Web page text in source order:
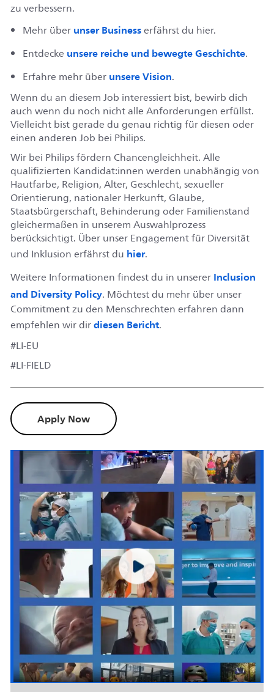
zu verbessern.
Mehr überunser Businesserfährst du hier.
Entdecke unsere reiche und bewegte Geschichte.
Erfahre mehr überunsere Vision.
Wenn du an diesem Job interessiert bist, bewirb dich
auch wenn du noch nicht alle Anforderungen erfüllst.
Vielleicht bist gerade du genau richtig für diesen oder
einen anderen Job bei Philips.
Wir bei Philips fördern Chancengleichheit. Alle
qualifizierten Kandidat:innen werden unabhängig von
Hautfarbe, Religion, Alter, Geschlecht, sexueller
Orientierung, nationaler Herkunft, Glaube,
Staatsbürgerschaft, Behinderung oder Familienstand
gleichermaßen in unserem Auswahlprozess
berücksichtigt. Über unser Engagement für Diversität
und Inklusion erfährst du hier.
Weitere Informationen findest du in unsererInclusion
and Diversity Policy. Möchtest du mehr über unser
Commitment zu den Menschrechten erfahren dann
empfehlen wir dirdiesen Bericht.
#LI-EU
#LI-FIELD
Apply Now